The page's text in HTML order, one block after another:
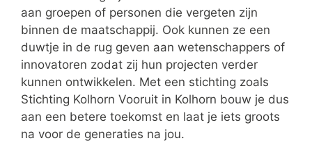
aan groepen of personen die vergeten zijn
binnen de maatschappij. Ook kunnen ze een
duwtje in de rug geven aan wetenschappers of
innovatoren zodat zij hun projecten verder
kunnen ontwikkelen. Met een stichting zoals
Stichting Kolhorn Vooruit in Kolhorn bouw je dus
aan een betere toekomst en laat je iets groots
na voor de generaties na jou.